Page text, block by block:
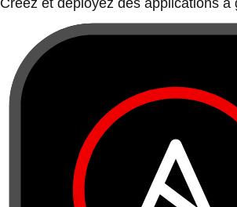
Créez et déployez des applications à